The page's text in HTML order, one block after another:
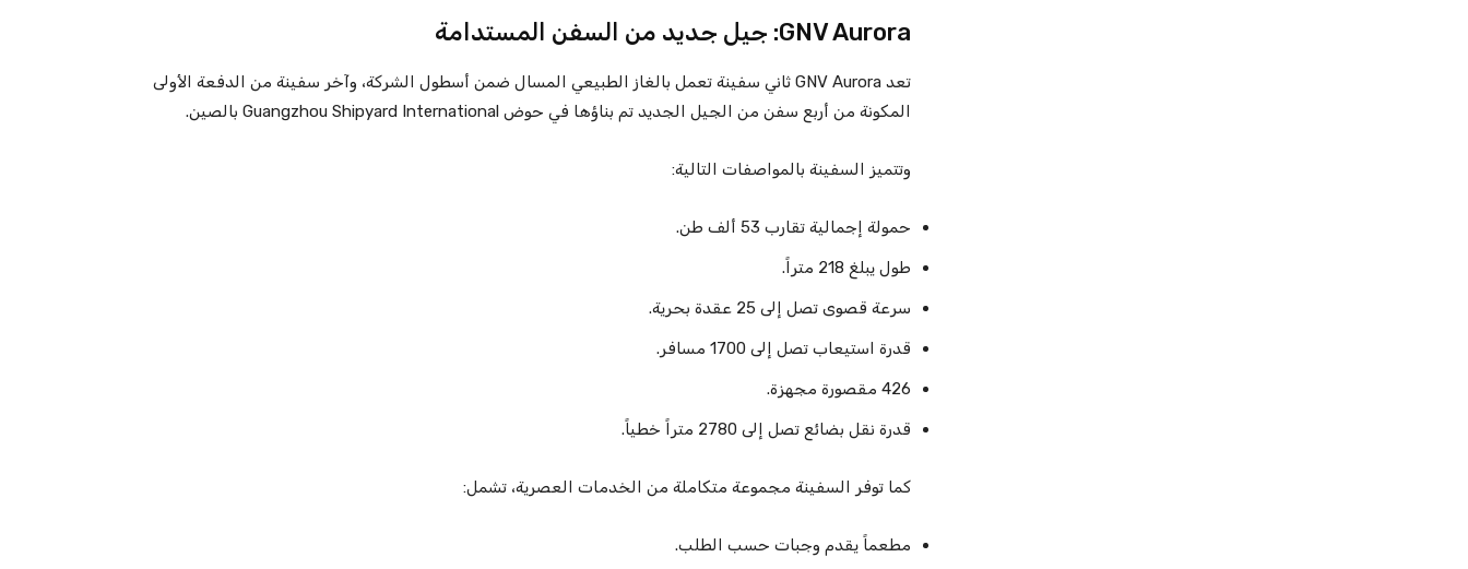
GNV Aurora: جيل جديد من السفن المستدامة
تعد GNV Aurora ثاني سفينة تعمل بالغاز الطبيعي المسال ضمن أسطول الشركة، وآخر سفينة من الدفعة الأولى
المكونة من أربع سفن من الجيل الجديد تم بناؤها في حوض Guangzhou Shipyard International بالصين.
وتتميز السفينة بالمواصفات التالية:
حمولة إجمالية تقارب 53 ألف طن.
طول يبلغ 218 متراً.
سرعة قصوى تصل إلى 25 عقدة بحرية.
قدرة استيعاب تصل إلى 1700 مسافر.
426 مقصورة مجهزة.
قدرة نقل بضائع تصل إلى 2780 متراً خطياً.
كما توفر السفينة مجموعة متكاملة من الخدمات العصرية، تشمل:
مطعماً يقدم وجبات حسب الطلب.